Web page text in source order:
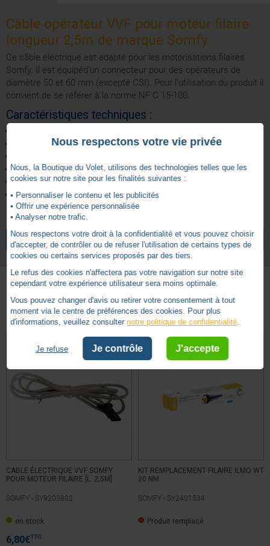
Câble opérateur VVF pour moteur filaire
longueur 2,5m de marque Somfy
Ce câble électrique est adapté pour les motorisations filaires
Somfy. Il est équipéd'un connecteur pour des opérateurs de
diamètre 50 et 60 mm (excepté CSI). Pour l'utilisation du produit il
convient de se référer à la norme NF C 15-100.
Caractéristiques techniques :
Longueur : 2,5 m
Nombres conducteurs : 4; bleu, marron, noir et jaune / vert.
Technologies compatibles : Filaire
Gamme: Sans Gamme
Garantie
VOIR TOUS LES ARTICLES SOMFY
Autres produits - Somfy Filaire
CABLE ÉLECTRIQUE VVF SOMFY
POUR MOTEUR FILAIRE [L. 2,5M]
SOMFY - SY9203802
en stock
6,80€TTC
KIT REMPLACEMENT FILAIRE ILMO WT
20 NM
SOMFY - SY2401534
Produit remplacé
Nous respectons votre vie privée
Nous, la Boutique du Volet, utilisons des technologies telles que les
cookies sur notre site pour les finalités suivantes :
• Personnaliser le contenu et les publicités
• Offrir une expérience personnalisée
• Analyser notre trafic.
Nous respectons votre droit à la confidentialité et vous pouvez choisir
d'accepter, de contrôler ou de refuser l'utilisation de certains types de
cookies ou certains services proposés par des tiers.
Le refus des cookies n'affectera pas votre navigation sur notre site
cependant votre expérience utilisateur sera moins optimale.
Vous pouvez changer d'avis ou retirer votre consentement à tout
moment via le centre de préférences des cookies. Pour plus
d'informations, veuillez consulter notre politique de confidentialité.
Je refuse Je contrôle J'accepte